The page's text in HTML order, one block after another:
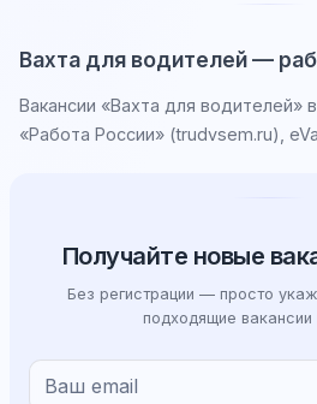
Вахта для водителей —
Вакансии «Вахта для водителей»
«Работа России» (trudvsem.ru),
Получайте новые
Без регистрации — просто
подходящие вакансии